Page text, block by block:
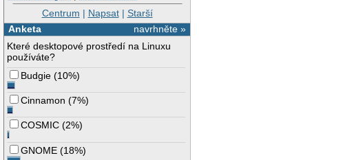
Centrum | Napsat| Starší
navrhněte »
Anketa
Které desktopové prostředí na Linuxu
používáte?
Budgie (10%)
Cinnamon (7%)
COSMIC (2%)
GNOME (18%)